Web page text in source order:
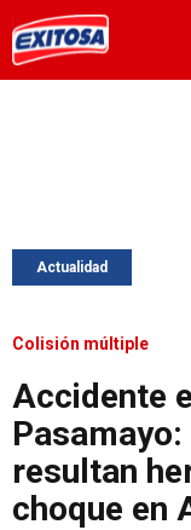
Actualidad
Colisión múltiple
Accidente
resultan
choque en